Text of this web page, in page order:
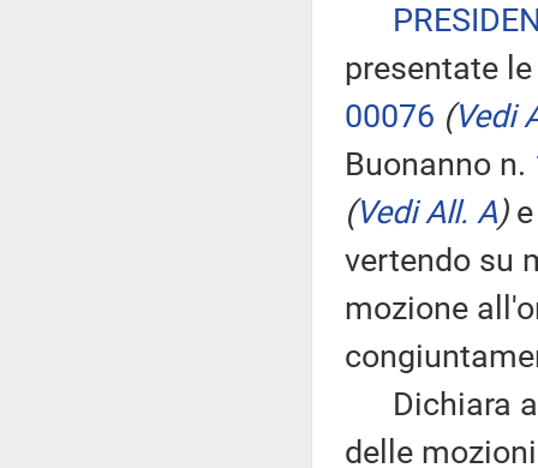
presentate
00076 (Vedi
Buonanno n.
(Vedi All. A)e
vertendo su
mozione
Dichiara
delle